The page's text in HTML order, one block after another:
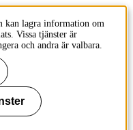
kan lagra information om
Vissa tjänster är
och andra är valbara.